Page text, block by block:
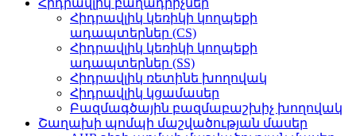
Հիդրավլիկ կեռիկի կողպեքի
ադապտերներ (CS)
Հիդրավլիկ կեռիկի կողպեքի
ադապտերներ (SS)
Հիդրավլիկ ռետինե խողովակ
Հիդրավլիկ կցամասեր
Բազմագծային բազմաբաշխիչ խողովակ
Շաղախի պոմպի մաշվածության մասեր